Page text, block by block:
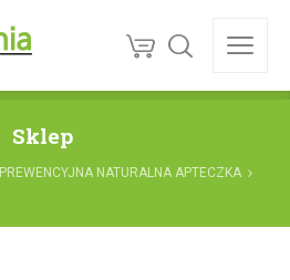
Sklep
PREWENCYJNA NATURALNA APTECZKA